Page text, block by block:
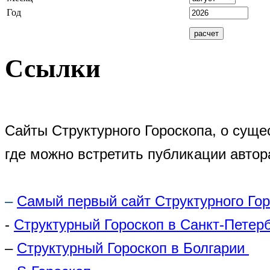
Год
Ссылки
Сайты Структурного Гороскопа, о
где можно встретить публикации
– Самый первый сайт Структурного
- Структурный Гороскоп в Санкт-
– Структурный Гороскоп в Болгарии